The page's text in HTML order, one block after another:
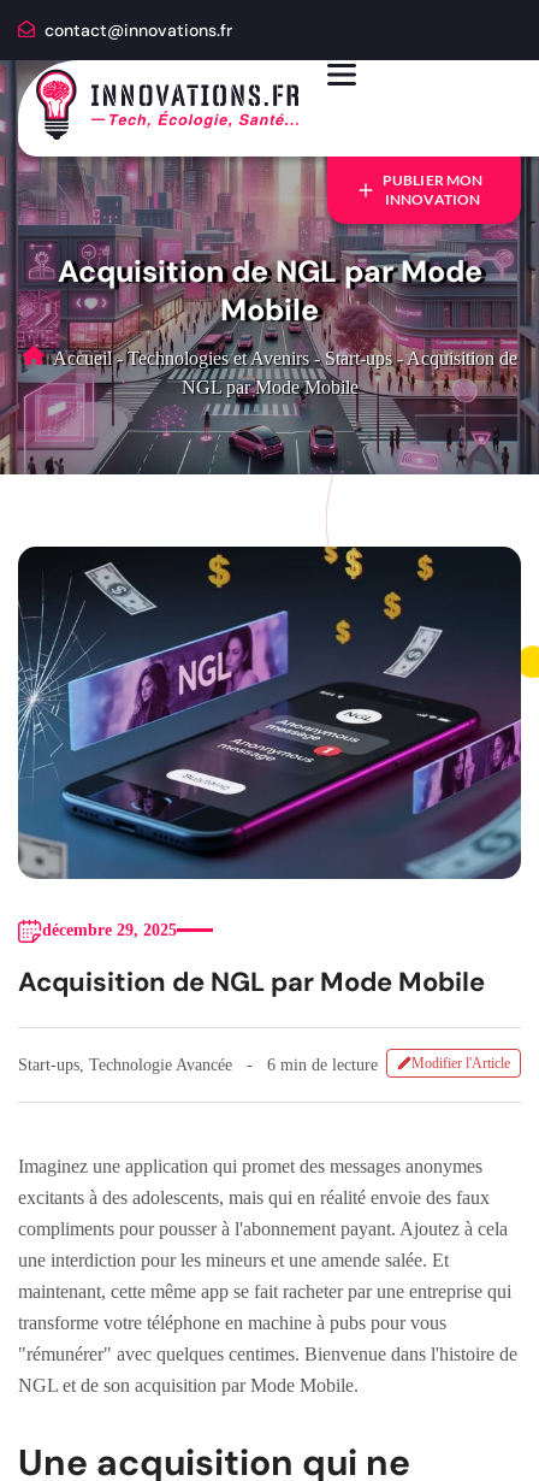
contact@innovations.fr
PUBLIER MON
INNOVATION
Acquisition de NGL par Mode
Mobile
Accueil - Technologies et Avenirs - Start-ups -Acquisition de
NGL par Mode Mobile
décembre 29, 2025
Acquisition de NGL par Mode Mobile
Start-ups Technologie Avancée 6 min de lecture Modifier l'Article
Imaginez une application qui promet des messages anonymes
excitants à des adolescents, mais qui en réalité envoie des faux
compliments pour pousser à l'abonnement payant. Ajoutez à cela
une interdiction pour les mineurs et une amende salée. Et
maintenant, cette même app se fait racheter par une entreprise qui
transforme votre téléphone en machine à pubs pour vous
"rémunérer" avec quelques centimes. Bienvenue dans l'histoire de
NGL et de son acquisition par Mode Mobile.
Une acquisition qui ne